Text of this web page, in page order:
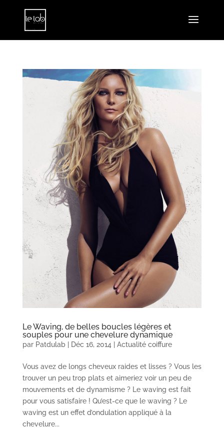
Le Waving, de belles boucles légères et
souples pour une chevelure dynamique
par Patdulab| Déc 16, 2014 Actualité coiffure
Vous avez de longs cheveux raides et lisses ? Vous les
trouver un peu trop plats et aimeriez voir un peu de
mouvements et de dynamisme ? Le waving est fait
pour vous satisfaire ! Qu’est-ce que le waving ? Le
waving est un effet d’ondulation appliqué à la
chevelure...